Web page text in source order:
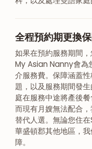
全程預約期更換
如果在預約服務期間
My Asian Nanny會為
介服務費。保障涵蓋
題，以及服務期間發
庭在服務中途將產後
而現有月嫂無法配合
替代人選。無論您住
華盛頓郡其他地區，
障。